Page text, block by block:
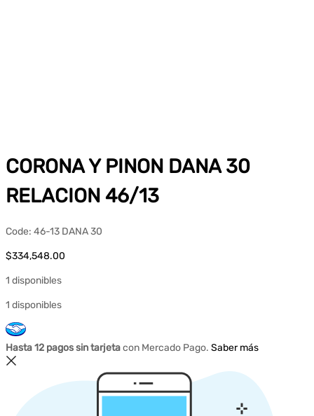
CORONA Y PINON DANA 30
RELACION 46/13
Code: 46-13 DANA 30
$334,548.00
1 disponibles
1 disponibles
Hasta 12 pagos sin tarjetacon Mercado Pago. Saber más